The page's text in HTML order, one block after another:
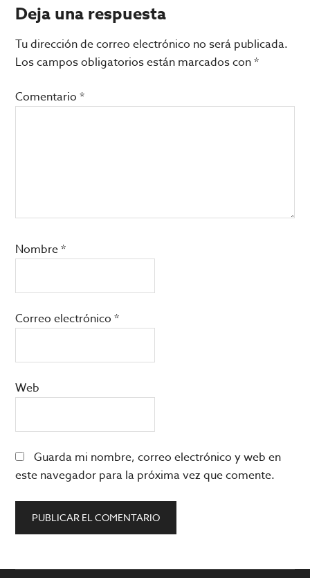
Interacciones
con
los
lectores
Deja una respuesta
Tu dirección de correo electrónico no será publicada.
Los campos obligatorios están marcados con*
Comentario*
Nombre*
Correo electrónico*
Web
Guarda mi nombre, correo electrónico y web en
este navegador para la próxima vez que comente.